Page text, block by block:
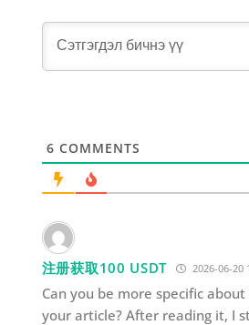
6 COMMENTS
注册获取100 USDT 2026-06-20
Can you be more specific
your article? After reading it, I